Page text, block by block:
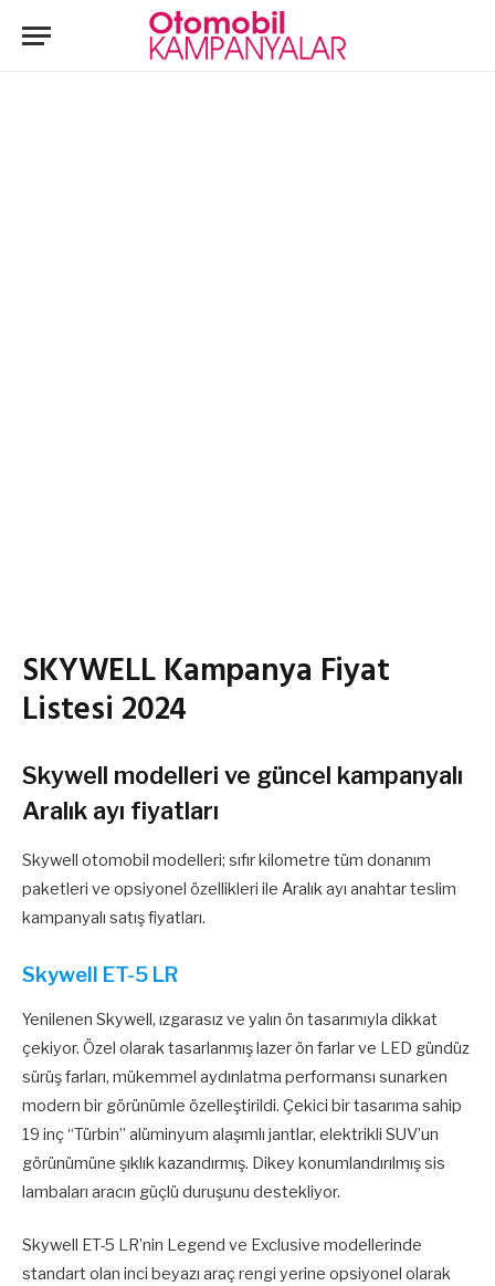
SKYWELL Kampanya Fiyat
Listesi 2024
Skywell modelleri ve güncel kampanyalı
Aralık ayı fiyatları
Skywell otomobil modelleri; sıfır kilometre tüm donanım
paketleri ve opsiyonel özellikleri ile Aralık ayı anahtar teslim
kampanyalı satış fiyatları.
Skywell ET-5 LR
Yenilenen Skywell, ızgarasız ve yalın ön tasarımıyla dikkat
çekiyor. Özel olarak tasarlanmış lazer ön farlar ve LED gündüz
sürüş farları, mükemmel aydınlatma performansı sunarken
modern bir görünümle özelleştirildi. Çekici bir tasarıma sahip
19 inç “Türbin” alüminyum alaşımlı jantlar, elektrikli SUV’un
görünümüne şıklık kazandırmış. Dikey konumlandırılmış sis
lambaları aracın güçlü duruşunu destekliyor.
Skywell ET-5 LR’nin Legend ve Exclusive modellerinde
standart olan inci beyazı araç rengi yerine opsiyonel olarak